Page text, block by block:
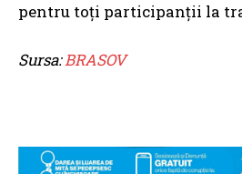
pentru toți participanții la
Sursa:BRASOV